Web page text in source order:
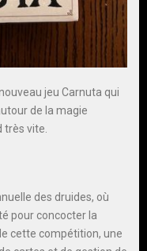
jeu Carnuta qui
de la magie
vite.
des druides, où
pour concocter la
cette compétition, une